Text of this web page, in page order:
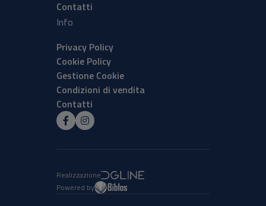
Contatti
Info
Privacy Policy
Cookie Policy
Gestione Cookie
Condizioni di vendita
Contatti
Realizzazione
Powered by